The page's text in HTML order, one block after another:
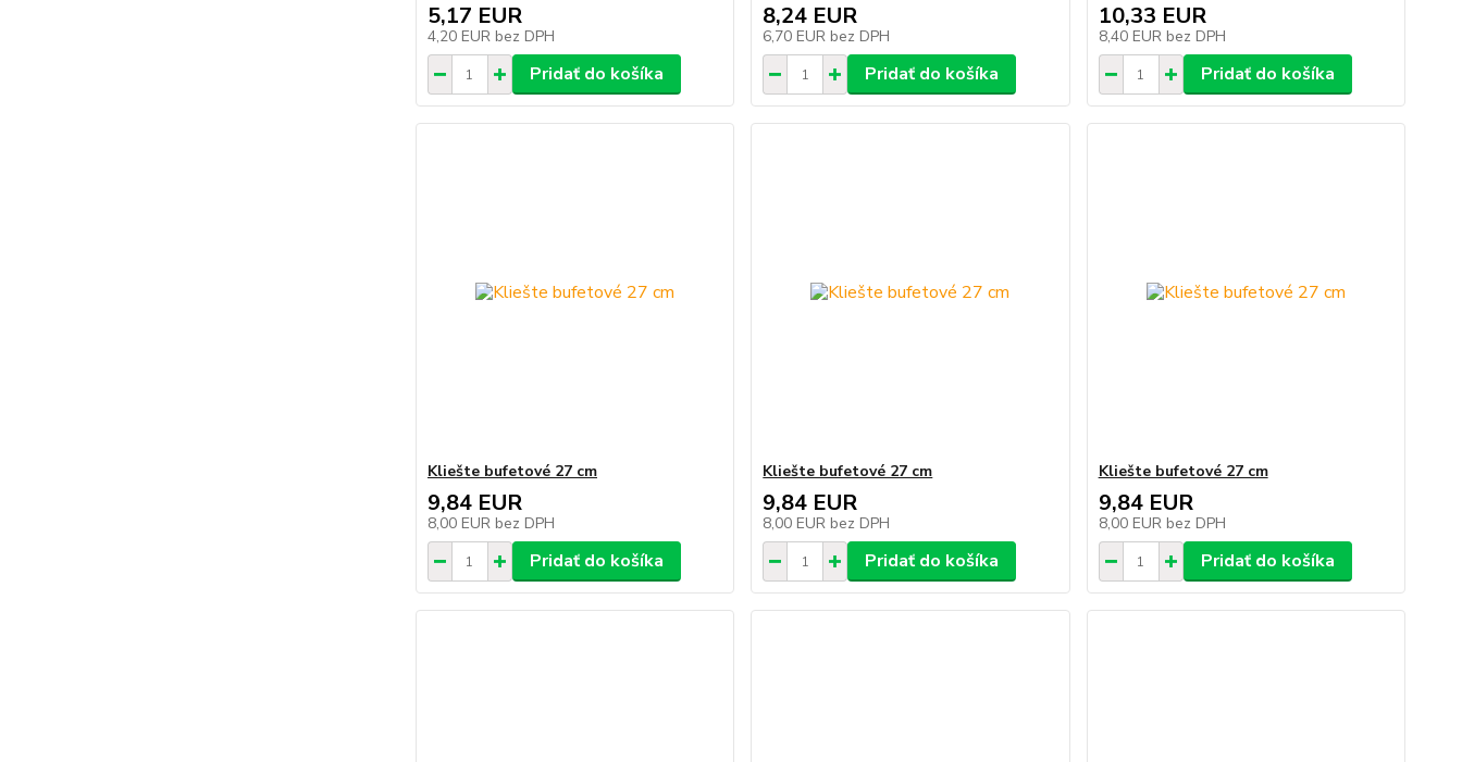
5,17 EUR
4,20 EUR bez DPH
Pridať do košíka
8,24 EUR
6,70 EUR bez DPH
Pridať do košíka
10,33 EUR
8,40 EUR bez DPH
Pridať do košíka
Kliešte bufetové 27 cm
9,84 EUR
8,00 EUR bez DPH
Pridať do košíka
Kliešte bufetové 27 cm
9,84 EUR
8,00 EUR bez DPH
Pridať do košíka
Kliešte bufetové 27 cm
9,84 EUR
8,00 EUR bez DPH
Pridať do košíka